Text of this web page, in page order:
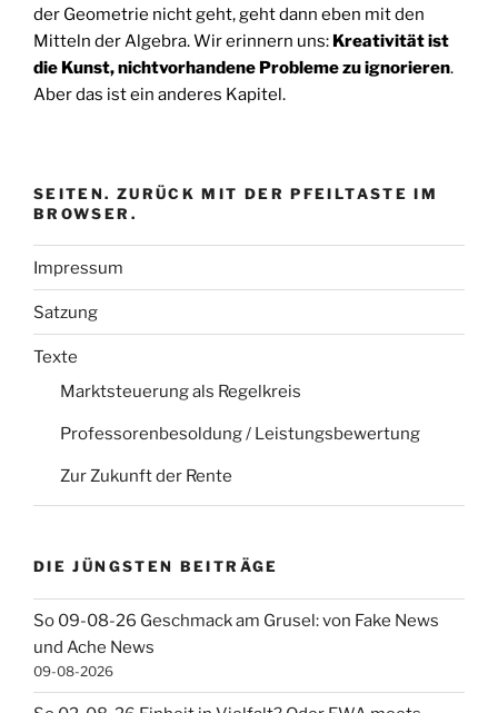
der Geometrie nicht geht, geht dann eben mit den
Mitteln der Algebra. Wir erinnern uns: Kreativität ist
die Kunst, nichtvorhandene Probleme zu ignorieren.
Aber das ist ein anderes Kapitel.
SEITEN. ZURÜCK MIT DER PFEILTASTE IM
BROWSER.
Impressum
Satzung
Texte
Marktsteuerung als Regelkreis
Professorenbesoldung / Leistungsbewertung
Zur Zukunft der Rente
DIE JÜNGSTEN BEITRÄGE
So 09-08-26 Geschmack am Grusel: von Fake News
und Ache News
09-08-2026